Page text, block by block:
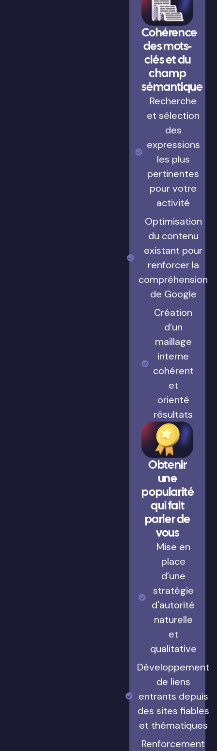
Cohérence
des mots-
clés et du
champ
sémantique
Recherche
et sélection
des
expressions
les plus
pertinentes
pour votre
activité
Optimisation
du contenu
existant pour
renforcer la
compréhension
de Google
Création
d’un
maillage
interne
cohérent
et
orienté
résultats
Obtenir
une
popularité
qui fait
parler de
vous
Mise en
place
d’une
stratégie
d'autorité
naturelle
et
qualitative
Développement
de liens
entrants depuis
des sites fiables
et thématiques
Renforcement